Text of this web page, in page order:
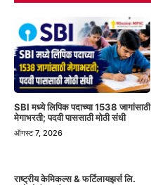
SBI मध्ये लिपिक पदाच्या 1538 जागांसाठी
मेगाभरती; पदवी पाससाठी मोठी संधी
ऑगस्ट 7, 2026
राष्ट्रीय केमिकल्स & फर्टिलायझर्स लि.